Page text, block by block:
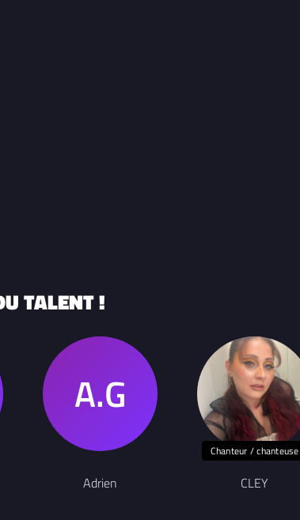
TALENT !
Adrien
Chanteur / chanteuse
CLEY